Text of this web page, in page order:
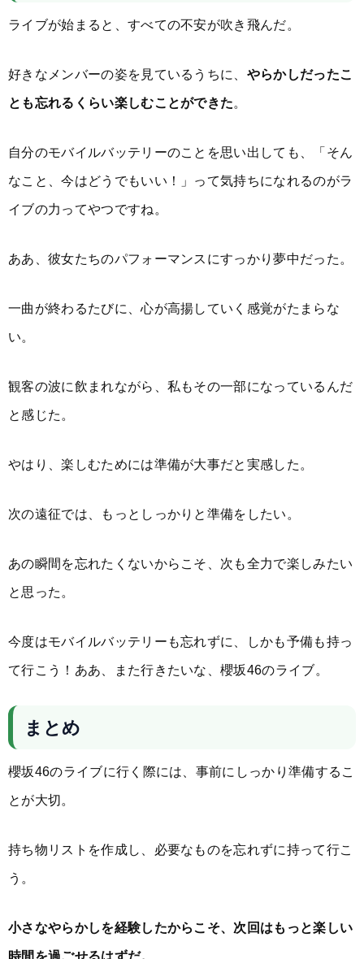
ライブが始まると、すべての不安が吹き飛んだ。
好きなメンバーの姿を見ているうちに、 やらかしだったこ
とも忘れるくらい楽しむことができた
自分のモバイルバッテリーのことを思い出しても、「そん
なこと、今はどうでもいい！」って気持ちになれるのがラ
イブの力ってやつですね。
ああ、彼女たちのパフォーマンスにすっかり夢中だった。
一曲が終わるたびに、心が高揚していく感覚がたまらな
い。
観客の波に飲まれながら、私もその一部になっているんだ
と感じた。
やはり、楽しむためには準備が大事だと実感した。
次の遠征では、もっとしっかりと準備をしたい。
あの瞬間を忘れたくないからこそ、次も全力で楽しみたい
と思った。
今度はモバイルバッテリーも忘れずに、しかも予備も持っ
て行こう！ああ、また行きたいな、櫻坂46のライブ。
まとめ
櫻坂46のライブに行く際には、事前にしっかり準備するこ
とが大切。
持ち物リストを作成し、必要なものを忘れずに持って行こ
う。
小さなやらかしを経験したからこそ、次回はもっと楽しい
時間を過ごせるはずだ。